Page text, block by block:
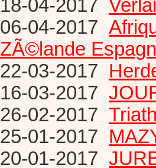
18-04-2017
06-04-2017
ZÃ©lande
22-03-2017
16-03-2017
26-02-2017
25-01-2017
20-01-2017